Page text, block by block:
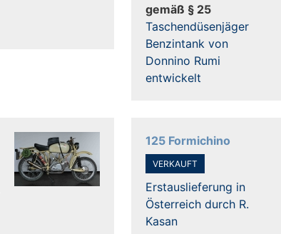
gemäß § 25
Taschendüsenjäger
Benzintank von
Donnino Rumi
entwickelt
125 Formichino
VERKAUFT
Erstauslieferung in
Österreich durch R.
Kasan